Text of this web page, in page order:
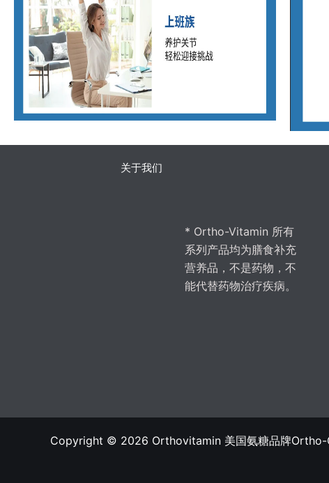
关于我们
* Ortho-Vitamin 所有
系列产品均为膳食补充
营养品，不是药物，不
能代替药物治疗疾病。
Copyright © 2026 Orthovitamin 美国氨糖品牌